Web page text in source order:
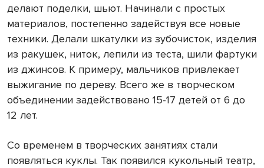
делают поделки, шьют. Начинали с простых
материалов, постепенно задействуя все новые
техники. Делали шкатулки из зубочисток, изделия
из ракушек, ниток, лепили из теста, шили фартуки
из джинсов. К примеру, мальчиков привлекает
выжигание по дереву. Всего же в творческом
объединении задействовано 15-17 детей от 6 до
12 лет.
Со временем в творческих занятиях стали
появляться куклы. Так появился кукольный театр,